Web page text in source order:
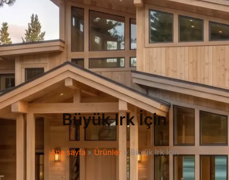
Büyük Irk İçin
Ana sayfa Ürünler Büyük Irk İçin